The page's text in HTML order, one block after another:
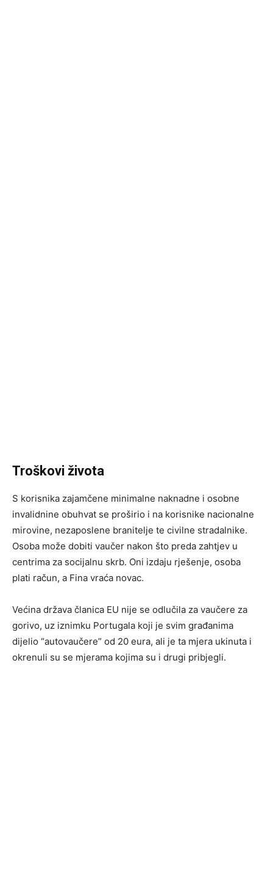
Troškovi života
S korisnika zajamčene minimalne naknadne i osobne
invalidnine obuhvat se proširio i na korisnike nacionalne
mirovine, nezaposlene branitelje te civilne stradalnike.
Osoba može dobiti vaučer nakon što preda zahtjev u
centrima za socijalnu skrb. Oni izdaju rješenje, osoba
plati račun, a Fina vraća novac.
Većina država članica EU nije se odlučila za vaučere za
gorivo, uz iznimku Portugala koji je svim građanima
dijelio “autovaučere” od 20 eura, ali je ta mjera ukinuta i
okrenuli su se mjerama kojima su i drugi pribjegli.